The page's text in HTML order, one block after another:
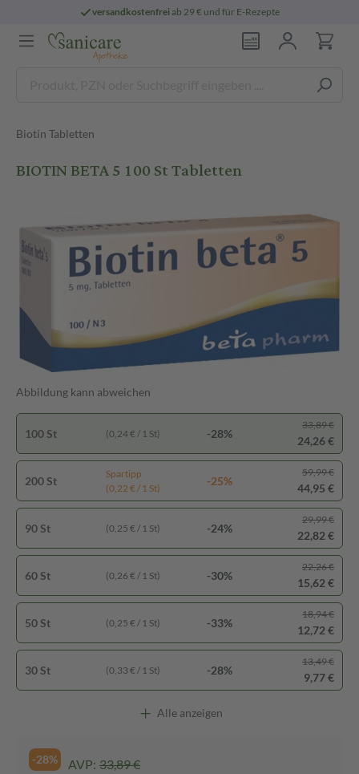
versandkostenfreiab 29 € und für E-Rezepte
Biotin Tabletten
BIOTIN BETA 5 100 St Tabletten
Abbildung kann abweichen
200 St
Spartipp
(0,22 € / 1 St)
-25%
59,99 €
44,95 €
100 St (0,24 € / 1 St) -28%
33,89 €
24,26 €
90 St (0,25 € / 1 St) -24%
29,99 €
22,82 €
60 St (0,26 € / 1 St) -30%
22,26 €
15,62 €
50 St (0,25 € / 1 St) -33%
18,94 €
12,72 €
30 St (0,33 € / 1 St) -28%
13,49 €
9,77 €
Alle anzeigen
-28% AVP: 33,89 €